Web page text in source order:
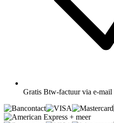
Gratis Btw-factuur via e-mail
+ meer